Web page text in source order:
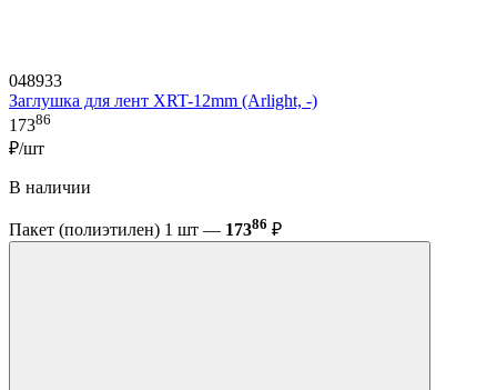
048933
Заглушка для лент XRT-12mm (Arlight, -)
17386
₽/шт
В наличии
Пакет (полиэтилен) 1 шт — 17386 ₽